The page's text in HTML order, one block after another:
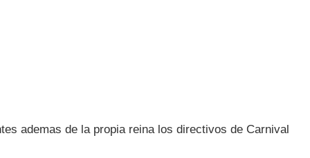
ademas de la propia reina los directivos de Carnival